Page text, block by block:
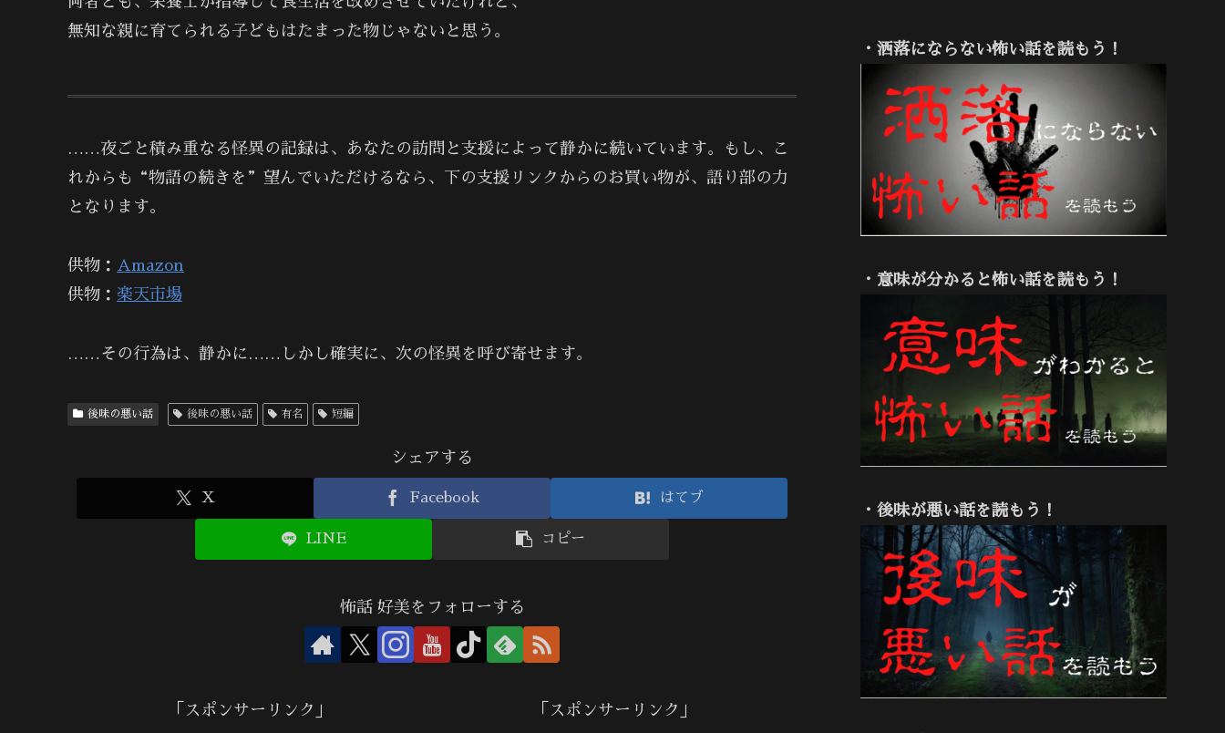
無知な親に育てられる子どもはたまった物じゃないと思う。
……夜ごと積み重なる怪異の記録は、あなたの訪問と支援によって静かに続いています。もし、こ
れからも“物語の続きを”望んでいただけるなら、下の支援リンクからのお買い物が、語り部の力
となります。
供物： Amazon
供物： 楽天市場
……その行為は、静かに……しかし確実に、次の怪異を呼び寄せます。
後味の悪い話 後味の悪い話 有名 短編
シェアする
X Facebook はてブ
LINE コピー
怖話 好美をフォローする
「スポンサーリンク」 「スポンサーリンク」
・洒落にならない怖い話を読もう！
・意味が分かると怖い話を読もう！
・後味が悪い話を読もう！